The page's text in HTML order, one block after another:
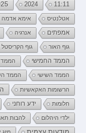
11:11
2024
אטלנטיס אימא אדמה
אמפתים אנרגיה
גוף האור גוף הקריסטל
הממד החמישי הממד
הממד השישי הממד
הרשומות האקאשיות
חלומות ידע רוחני
ילדי היהלום להבות